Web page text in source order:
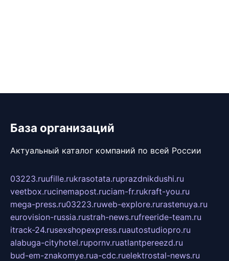
База организаций
Актуальный каталог компаний по всей России
03223.ruufille.rukrasotata.ruprazdnikdushi.ru
veetbox.rucinemapost.ruciam-fr.rukraft-you.ru
mega-press.ru03223.ruweb-explore.rurastenuya.ru
eurovision-russia.rustrah-news.rufreeride-team.ru
itrack-24.rusexshopexpress.ruautostudiopro.ru
alabuga-cityhotel.rupornv.ruatlantpereezd.ru
bud-em-znakomye.rua-cdc.ruelektrostal-news.ru